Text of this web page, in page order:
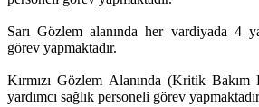
Sarı Gözlem alanında her vardiyada 4
görev yapmaktadır.
Kırmızı Gözlem Alanında (Kritik
yardımcı sağlık personeli görev